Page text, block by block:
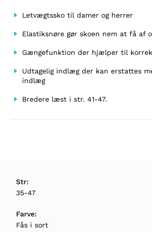
Letvægtssko til damer og herrer
Elastiksnøre gør skoen nem at få af
Gængefunktion der hjælper til
Udtagelig indlæg der kan erstattes
indlæg
Bredere læst i str. 41-47.
Str:
35-47
Farve:
Fås i sort